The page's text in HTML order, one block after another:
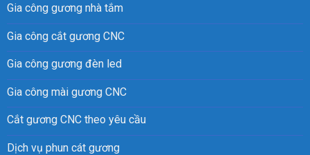
Gia công gương nhà tắm
Gia công cắt gương CNC
Gia công gương đèn led
Gia công mài gương CNC
Cắt gương CNC theo yêu cầu
Dịch vụ phun cát gương